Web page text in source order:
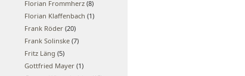
Florian Frommherz (8)
Florian Klaffenbach (1)
Frank Röder (20)
Frank Solinske (7)
Fritz Läng (5)
Gottfried Mayer (1)